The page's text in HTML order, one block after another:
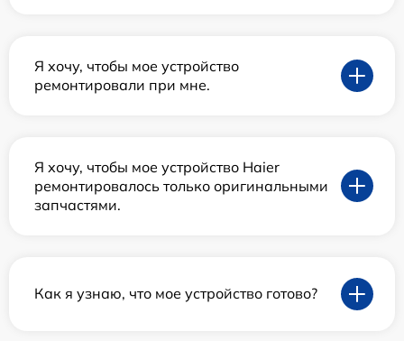
Я хочу, чтобы мое устройство
ремонтировали при мне.
Я хочу, чтобы мое устройство Haier
ремонтировалось только оригинальными
запчастями.
Как я узнаю, что мое устройство готово?